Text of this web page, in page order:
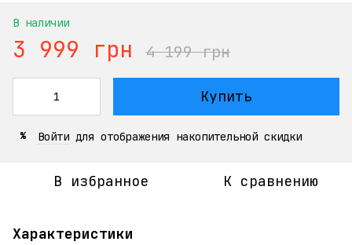
В наличии
3 999 грн 4 199 грн
Купить
% Войти для отображения накопительной скидки
В избранное К сравнению
Характеристики